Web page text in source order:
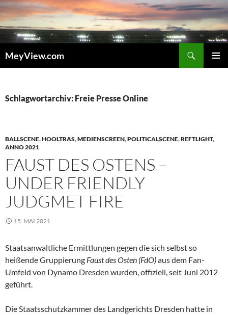
Zum
Inhalt
springen
MeyView.com
Schlagwortarchiv: Freie Presse Online
BALLSCENE,HOOLTRAS,MEDIENSCREEN,POLITICALSCENE,REFTLIGHT,
ANNO 2021
FAUST DES OSTENS –
UNDER FRIENDLY
JUDGMET FIRE
15. MAI 2021
Staatsanwaltliche Ermittlungen gegen die sich selbst so
heißende Gruppierung Faust des Osten (FdO)aus dem Fan-
Umfeld von Dynamo Dresden wurden, offiziell, seit Juni 2012
geführt.
Die Staatsschutzkammer des Landgerichts Dresden hatte in